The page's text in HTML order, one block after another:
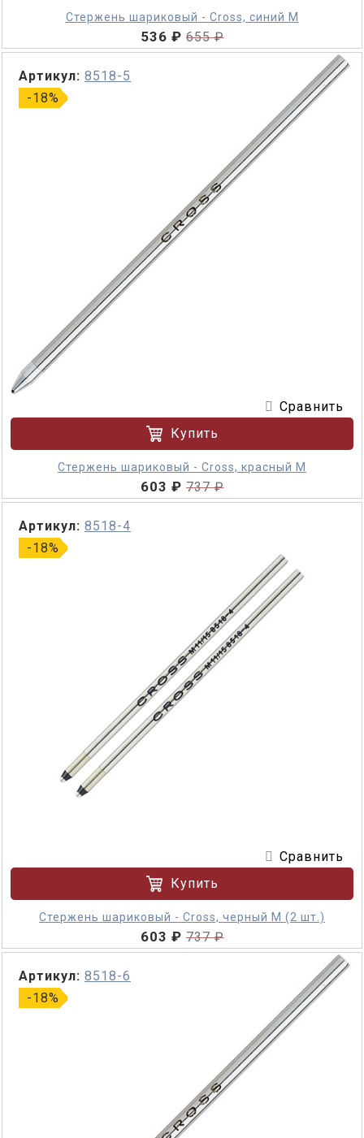
Стержень шариковый - Cross, синий M
536 ₽ 655 ₽
-18%
Артикул: 8518-5
Сравнить
Купить
Стержень шариковый - Cross, красный M
603 ₽ 737 ₽
-18%
Артикул: 8518-4
Сравнить
Купить
Стержень шариковый - Cross, черный M (2 шт.)
603 ₽ 737 ₽
-18%
Артикул: 8518-6